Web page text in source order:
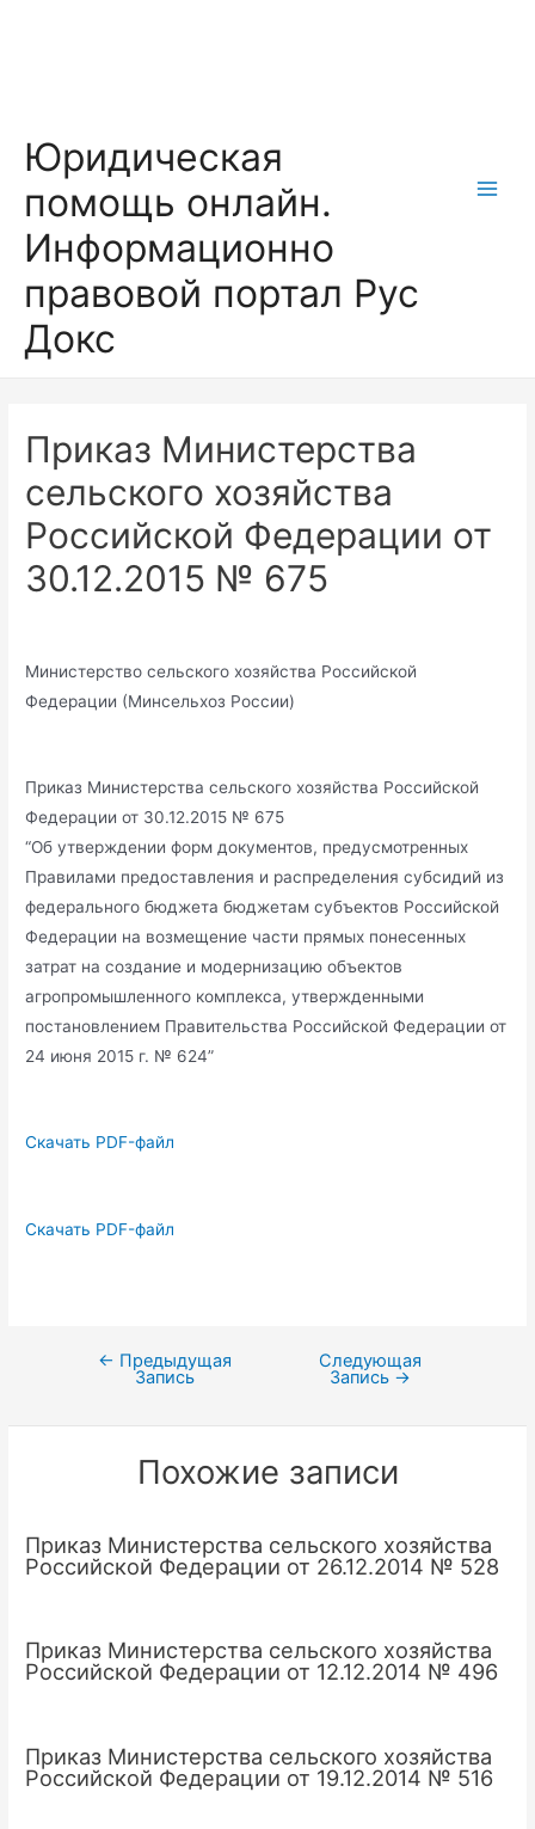
Юридическая
помощь онлайн.
Информационно
правовой портал Рус
Докс
Приказ Министерства
сельского хозяйства
Российской Федерации от
30.12.2015 № 675
Министерство сельского хозяйства Российской
Федерации (Минсельхоз России)
Приказ Министерства сельского хозяйства Российской
Федерации от 30.12.2015 № 675
“Об утверждении форм документов, предусмотренных
Правилами предоставления и распределения субсидий из
федерального бюджета бюджетам субъектов Российской
Федерации на возмещение части прямых понесенных
затрат на создание и модернизацию объектов
агропромышленного комплекса, утвержденными
постановлением Правительства Российской Федерации от
24 июня 2015 г. № 624”
Скачать PDF-файл
Скачать PDF-файл
Навигация
записям
← Предыдущая
Запись
Следующая
Запись →
Похожие записи
Приказ Министерства сельского хозяйства
Российской Федерации от 26.12.2014 № 528
Приказ Министерства сельского хозяйства
Российской Федерации от 12.12.2014 № 496
Приказ Министерства сельского хозяйства
Российской Федерации от 19.12.2014 № 516